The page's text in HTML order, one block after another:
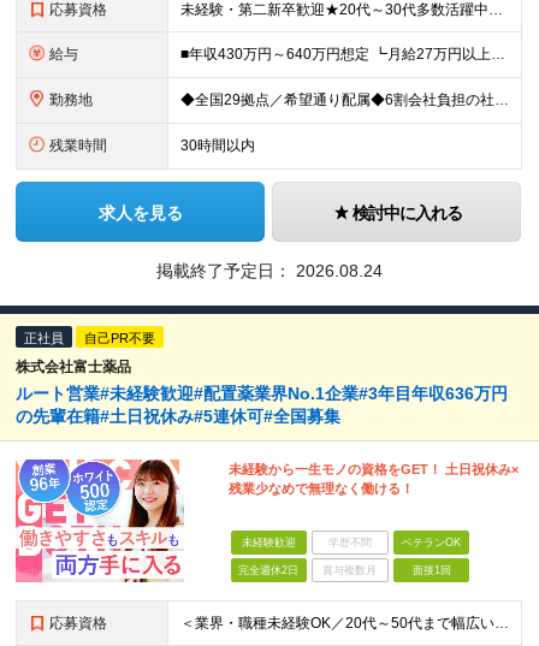
応募資格 未経験・第二新卒歓迎★20代～30代多数活躍中！ ■普通自動車運転免許（AT限定可） ■学歴不問 ＜こんな方に向いています！＞ ◎営業の仕事に興味がある ◎未経験から専門知識を身につけたい ◎長く働
給与 ■年収430万円～640万円想定 ┗月給27万円以上～40万円（地域手当を含む）＋諸手当＋賞与年2回（4.0ヶ月※2024年度実績） ・地域手当…6,000円～30,000円（勤務地・帯同家族の有無に
勤務地 ◆全国29拠点／希望通り配属◆6割会社負担の社宅制度（借り上げ社宅※規定あり） ◆転居を伴う転勤なし ◆U・Iターン歓迎 ◆マイカー通勤可 ★建設ICT推進課（埼玉久喜市）積極採用中★ 【北海道エ
残業時間 30時間以内
求人を見る 検討中に入れる
掲載終了予定日： 2026.08.24
正社員 自己PR不要
株式会社富士薬品
ルート営業#未経験歓迎#配置薬業界No.1企業#3年目年収636万円
の先輩在籍#土日祝休み#5連休可#全国募集
未経験から一生モノの資格をGET！ 土日祝休み×
残業少なめで無理なく働ける！
未経験歓迎 学歴不問 ベテランOK
完全週休2日 賞与複数月 面接1回
応募資格 ＜業界・職種未経験OK／20代～50代まで幅広い年齢層が活躍中＞ ■普通自動車免許（AT限定可）をお持ちの方 └お客様先へ訪問するため、問題なく運転ができる方を想定しています。 ■高卒以上 ■60歳未